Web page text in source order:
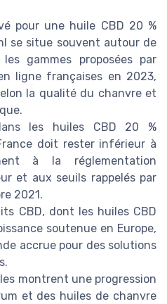
pour une huile CBD 20 %
se situe souvent autour de
gammes proposées par
ligne françaises en 2023,
la qualité du chanvre et
les huiles CBD 20 %
doit rester inférieur à
à la réglementation
et aux seuils rappelés par
2021.
CBD, dont les huiles CBD
soutenue en Europe,
accrue pour des solutions
montrent une progression
et des huiles de chanvre